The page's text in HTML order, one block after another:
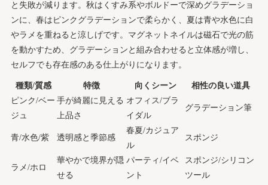
剥がれ防止にはコレ！ベース作りとトップの厚み
で持ちが格段アップ
ネイルグラデーションのよくあるお悩み解決Q＆Aとト
ラブル対処法
再ぼかしガイド
どこまで塗ると自然？ネイルグラデーションの根
と失敗が減ります。秋はくすみ系やボルドーで深めグラデーショ
ンに、春はピンクグラデーションで柔らかく、夏は青や水色に白
やラメを重ねると涼しげです。マグネットネイルは磁石で光の筋
を動かすため、グラデーションと組み合わせると立体感が増し、
セルフでも存在感のある仕上がりになります。
種類/質感 特徴 向くシーン
相性の良い道具
ピンク/ベー
ジュ
手が綺麗に見える
上品さ
オフィス/ブラ
イダル
グラデーション筆
青/水色/紫 透明感と季節感
春夏/カジュア
ル
スポンジ
ラメ/ホロ
華やかで境界が隠
せる
パーティ/イベ
ント
スポンジ/シリコン
ツール